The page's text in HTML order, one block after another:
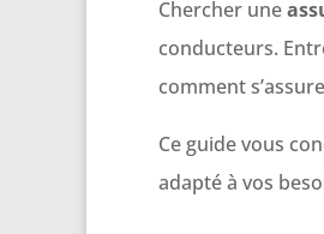
Chercher une
conducteurs.
comment
Ce guide vous
adapté à vos